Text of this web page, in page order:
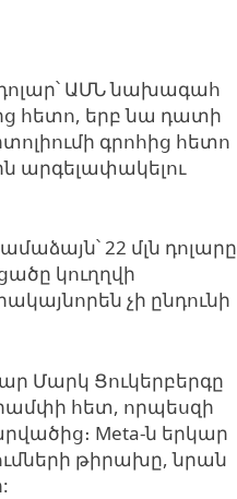
դոլար՝ ԱՄՆ նախագահ
հետո, երբ նա դատի
գրոհից հետո
արգելափակելու
22 մլն դոլարը
կուղղվի
չի ընդունի
Մարկ Ցուկերբերգը
հետ, որպեսզի
Meta-ն երկար
թիրախը, նրան